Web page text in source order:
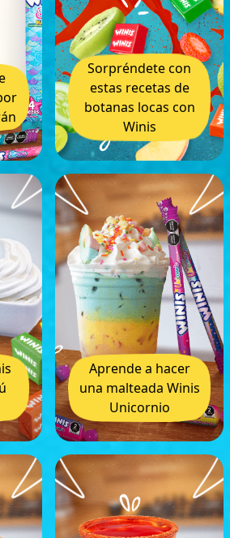
Sorpréndete con
estas recetas de
botanas locas con
Winis
Aprende a hacer
una malteada Winis
Unicornio